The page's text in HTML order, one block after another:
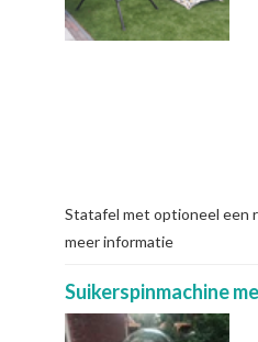
Statafel met optioneel een
meer informatie
Suikerspinmachine